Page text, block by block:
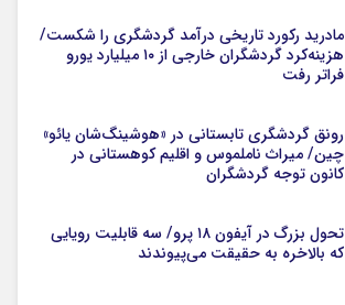
مادرید رکورد تاریخی درآمد گردشگری را شکست/
هزینه‌کرد گردشگران خارجی از ۱۰ میلیارد یورو
فراتر رفت
رونق گردشگری تابستانی در «هوشینگ‌شان یائو»
چین/ میراث ناملموس و اقلیم کوهستانی در
کانون توجه گردشگران
تحول بزرگ در آیفون ۱۸ پرو/ سه قابلیت رویایی
که بالاخره به حقیقت می‌پیوندند